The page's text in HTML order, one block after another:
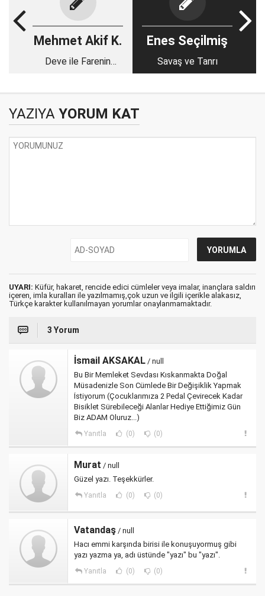
Mehmet Akif K.
Deve ile Farenin
Enes Seçilmiş
Savaş ve Tanrı
YAZIYA YORUM KAT
UYARI: Küfür, hakaret, rencide edici cümleler veya imalar, inançlara saldırı
içeren, imla kuralları ile yazılmamış,çok uzun ve ilgili içerikle alakasız,
Türkçe karakter kullanılmayan yorumlar onaylanmamaktadır.
3 Yorum
İsmail AKSAKAL / null
Bu Bir Memleket Sevdası Kıskanmakta Doğal
Müsadenizle Son Cümlede Bir Değişiklik Yapmak
İstiyorum (Çocuklarımıza 2 Pedal Çevirecek Kadar
Bisiklet Sürebileceği Alanlar Hediye Ettiğimiz Gün
Biz ADAM Oluruz...)
Yanıtla (0) (0)
Murat / null
Güzel yazı. Teşekkürler.
Yanıtla (0) (0)
Vatandaş / null
Hacı emmi karşında birisi ile konuşuyormuş gibi
yazı yazma ya, adı üstünde "yazı" bu "yazı".
Yanıtla (0) (0)